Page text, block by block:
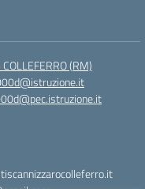
(RM)